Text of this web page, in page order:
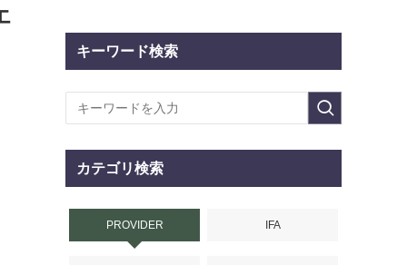
キーワード検索
カテゴリ検索
PROVIDER IFA